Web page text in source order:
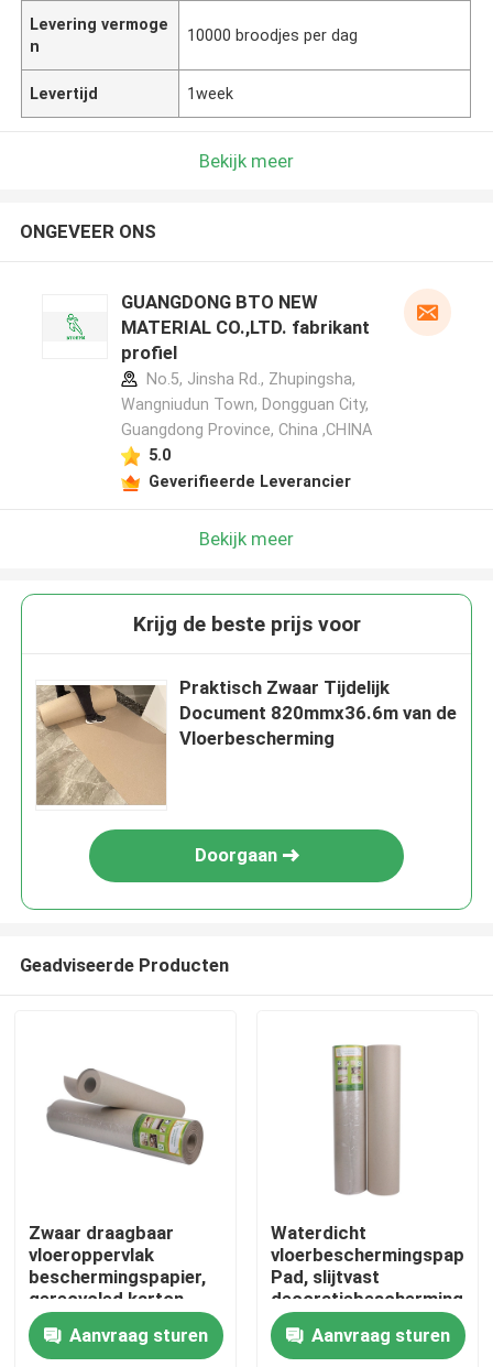
Huis
Producten
Ongeveer ons
Levering vermoge
n
10000 broodjes per dag
Levertijd 1week
Bekijk meer
ONGEVEER ONS
GUANGDONG BTO NEW
MATERIAL CO.,LTD. fabrikant
profiel
No.5, Jinsha Rd., Zhupingsha,
Wangniudun Town, Dongguan City,
Guangdong Province, China ,CHINA
5.0
Geverifieerde Leverancier
Bekijk meer
Krijg de beste prijs voor
Praktisch Zwaar Tijdelijk
Document 820mmx36.6m van de
Vloerbescherming
Doorgaan
Geadviseerde Producten
Zwaar draagbaar
vloeroppervlak
beschermingspapier,
gerecycled karton
Aanvraag sturen
Waterdicht
vloerbeschermingspapier
Pad, slijtvast
decoratiebeschermings
papier
Aanvraag sturen